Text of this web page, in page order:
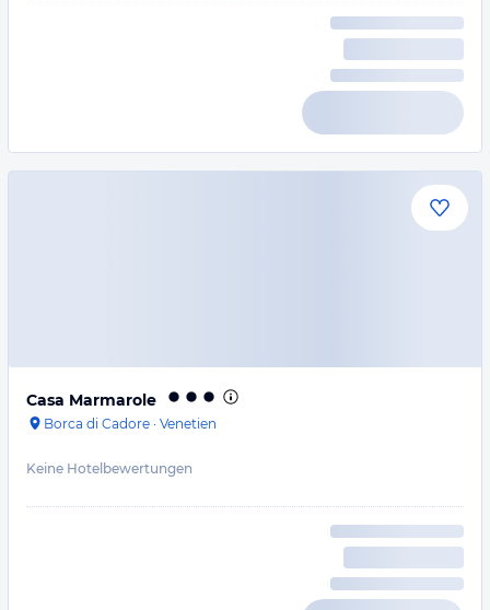
Casa Marmarole
Borca di Cadore · Venetien
Keine Hotelbewertungen